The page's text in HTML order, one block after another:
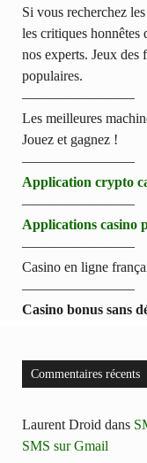
Si vous recherchez
les critiques honnêtes
nos experts. Jeux des
populaires.
————————
Les meilleures
Jouez et gagnez !
————————
Application crypto
————————
Applications casino
————————
Casino en ligne
————————
Casino bonus sans
Commentaires récents
Laurent Droid dans
SMS sur Gmail